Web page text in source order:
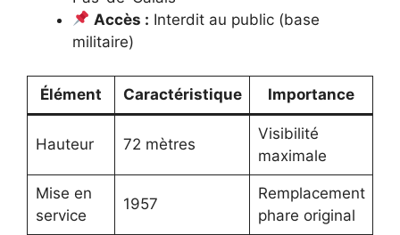
Accès : Interdit au public (base
militaire)
Élément Caractéristique Importance
Hauteur 72 mètres
Visibilité
maximale
Mise en
service
1957
Remplacement
phare original